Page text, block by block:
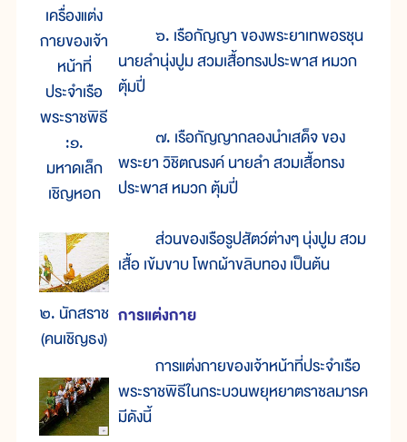
เครื่องแต่ง
กายของเจ้า
หน้าที่
ประจำเรือ
พระราชพิธี
:๑.
มหาดเล็ก
เชิญหอก
๒. นักสราช
(คนเชิญธง)
๖. เรือกัญญา ของพระยาเทพอรชุน
นายลำนุ่งปูม สวมเสื้อทรงประพาส หมวก
ตุ้มปี่
๗. เรือกัญญากลองนำเสด็จ ของ
พระยา วิชิตณรงค์ นายลำ สวมเสื้อทรง
ประพาส หมวก ตุ้มปี่
ส่วนของเรือรูปสัตว์ต่างๆ นุ่งปูม สวม
เสื้อ เข้มขาบ โพกผ้าขลิบทอง เป็นต้น
การแต่งกาย
การแต่งกายของเจ้าหน้าที่ประจำเรือ
พระราชพิธีในกระบวนพยุหยาตราชลมารค
มีดังนี้